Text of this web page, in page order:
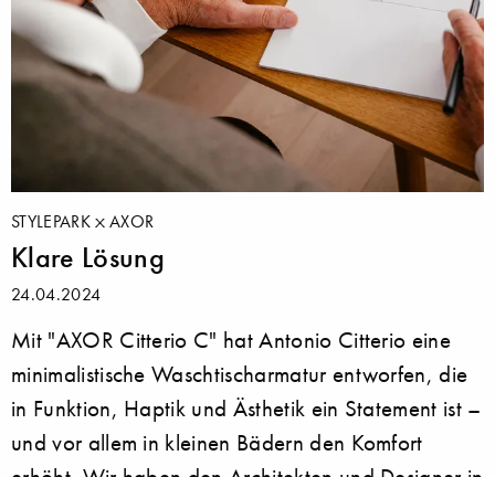
STYLEPARK AXOR
Klare Lösung
24.04.2024
Mit "AXOR Citterio C" hat Antonio Citterio eine
minimalistische Waschtischarmatur entworfen, die
in Funktion, Haptik und Ästhetik ein Statement ist –
und vor allem in kleinen Bädern den Komfort